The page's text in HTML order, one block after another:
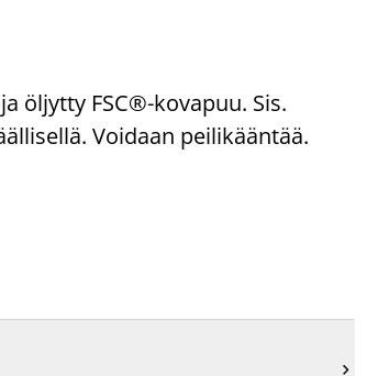
öljytty FSC®-kovapuu. Sis.
Voidaan peilikääntää.
